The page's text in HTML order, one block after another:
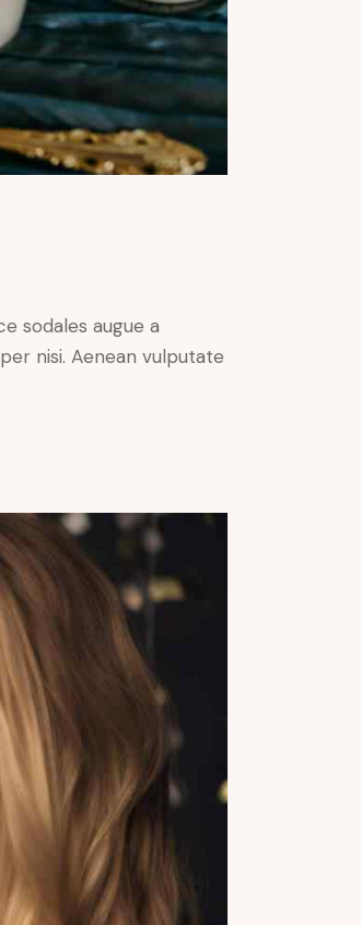
sodales augue a
nisi. Aenean vulputate